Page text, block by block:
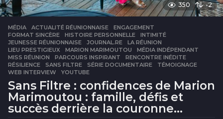
350 -2
MÉDIA ACTUALITÉ RÉUNIONNAISE ,ENGAGEMENT
FORMAT SINCÈRE
,HISTOIRE PERSONNELLE ,INTIMITÉ
JEUNESSE RÉUNIONNAISE
,JOURNAL.RE ,LA RÉUNION
LIEU PRESTIGIEUX
,MARION MARIMOUTOU ,MÉDIA INDÉPENDANT
MISS RÉUNION
,PARCOURS INSPIRANT ,RENCONTRE INÉDITE
RÉSILIENCE
,SANS FILTRE ,SÉRIE DOCUMENTAIRE ,TÉMOIGNAGE
WEB INTERVIEW
,YOUTUBE
Sans Filtre : confidences de Marion
Marimoutou : famille, défis et
succès derrière la couronne…